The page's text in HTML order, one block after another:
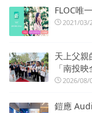
FLOC唯
2021/03/
天上父親
「南投
2026/08/
鎧應